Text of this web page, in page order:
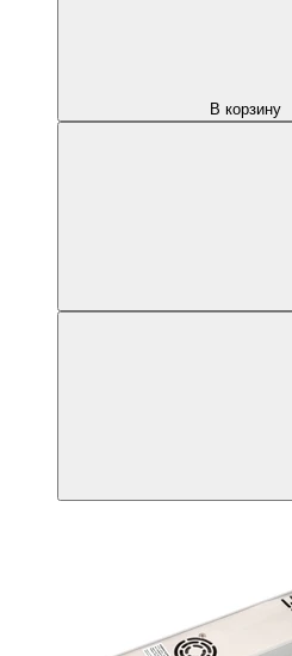
В корзину